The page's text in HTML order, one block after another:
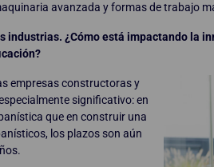
avanzada y formas de trabajo
¿Cómo está impactando la
empresas constructoras y
significativo: en
que en construir una
los plazos son aún